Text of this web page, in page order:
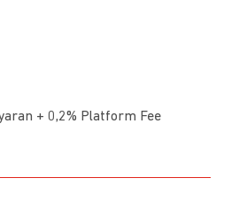
+ 0,2% Platform Fee